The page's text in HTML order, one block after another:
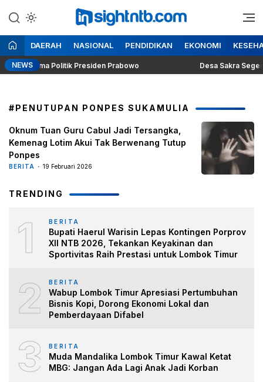
ke
konten
Insight NTB
Berita Seputar NTB
DAERAH NASIONAL PENDIDIKAN EKONOMI
NEWS
Dilema Politik Presiden Prabowo Desa Sakra Segera
#PENUTUPAN PONPES SUKAMULIA
Oknum Tuan Guru Cabul Jadi Tersangka,
Kemenag Lotim Akui Tak Berwenang Tutup
Ponpes
BERITA 19 Februari 2026
TRENDING
1 BERITA
Bupati Haerul Warisin Lepas Kontingen Porprov
XII NTB 2026, Tekankan Keyakinan dan
Sportivitas Raih Prestasi untuk Lombok Timur
2 BERITA
Wabup Lombok Timur Apresiasi Pertumbuhan
Bisnis Kopi, Dorong Ekonomi Lokal dan
Pemberdayaan Difabel
3 BERITA
Muda Mandalika Lombok Timur Kawal Ketat
MBG: Jangan Ada Lagi Anak Jadi Korban